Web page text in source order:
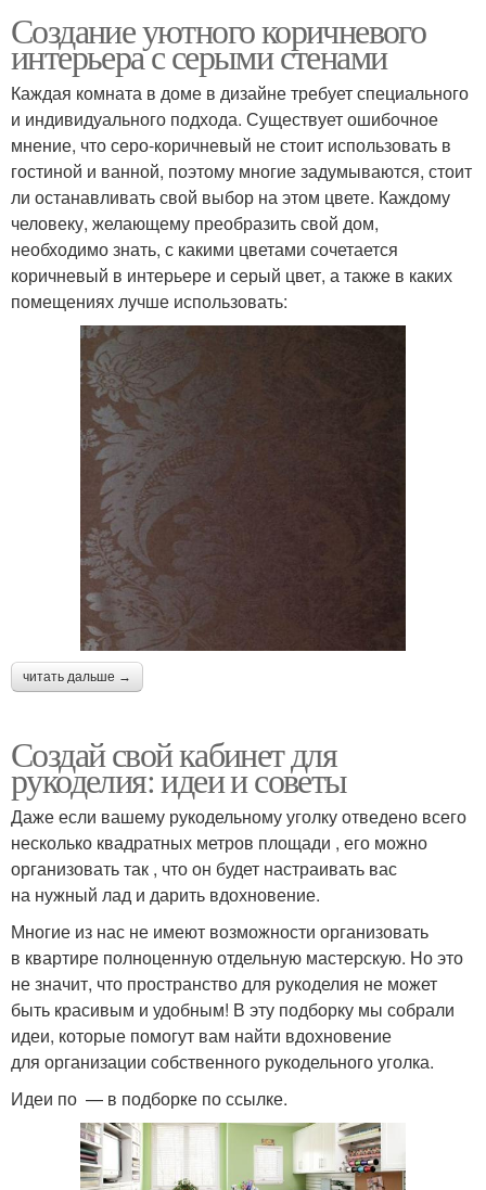
Создание уютного коричневого
интерьера с серыми стенами
Каждая комната в доме в дизайне требует специального
и индивидуального подхода. Существует ошибочное
мнение, что серо-коричневый не стоит использовать в
гостиной и ванной, поэтому многие задумываются, стоит
ли останавливать свой выбор на этом цвете. Каждому
человеку, желающему преобразить свой дом,
необходимо знать, с какими цветами сочетается
коричневый в интерьере и серый цвет, а также в каких
помещениях лучше использовать:
читать дальше →
Создай свой кабинет для
рукоделия: идеи и советы
Даже если вашему рукодельному уголку отведено всего
несколько квадратных метров площади , его можно
организовать так , что он будет настраивать вас
на нужный лад и дарить вдохновение.
Многие из нас не имеют возможности организовать
в квартире полноценную отдельную мастерскую. Но это
не значит, что пространство для рукоделия не может
быть красивым и удобным! В эту подборку мы собрали
идеи, которые помогут вам найти вдохновение
для организации собственного рукодельного уголка.
Идеи по — в подборке по ссылке.